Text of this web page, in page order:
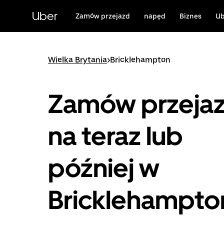
zawartości
Uber Zamów przejazd napęd Biznes
Wielka Brytania>Bricklehampton
Zamów
na teraz lub
później w